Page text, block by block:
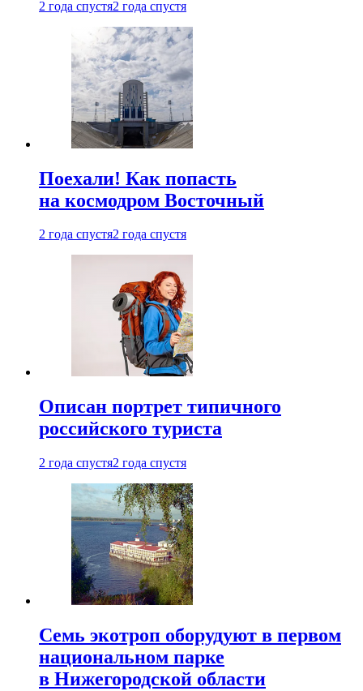
2 года спустя2 года спустя
Поехали! Как попасть
на космодром Восточный
2 года спустя2 года спустя
Описан портрет типичного
российского туриста
2 года спустя2 года спустя
Семь экотроп оборудуют в первом
национальном парке
в Нижегородской области